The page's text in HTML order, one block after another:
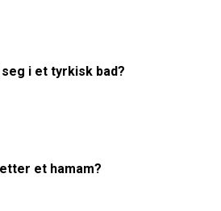
seg i et tyrkisk bad?
et hamam?